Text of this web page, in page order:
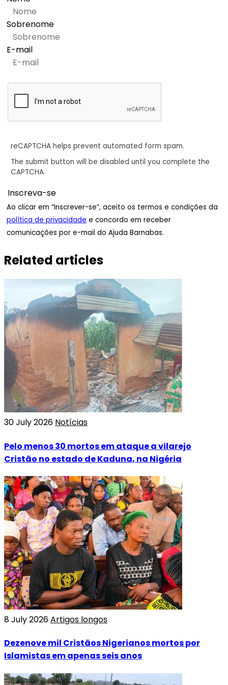
Sobrenome
E-mail
reCAPTCHA helps prevent automated form spam.
The submit button will be disabled until you complete the
CAPTCHA.
Ao clicar em “Inscrever-se”, aceito os termos e condições da
política de privacidade e concordo em receber
comunicações por e-mail do Ajuda Barnabas.
Related articles
30 July 2026 Notícias
Pelo menos 30 mortos em ataque a vilarejo
Cristão no estado de Kaduna, na Nigéria
8 July 2026Artigos longos
Dezenove mil Cristãos Nigerianos mortos por
Islamistas em apenas seis anos